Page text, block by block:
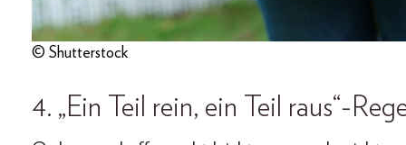
© Shutterstock
4. „Ein Teil rein, ein Teil raus“-